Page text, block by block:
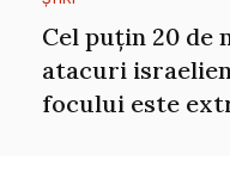
Cel puțin 20 de
atacuri
focului este